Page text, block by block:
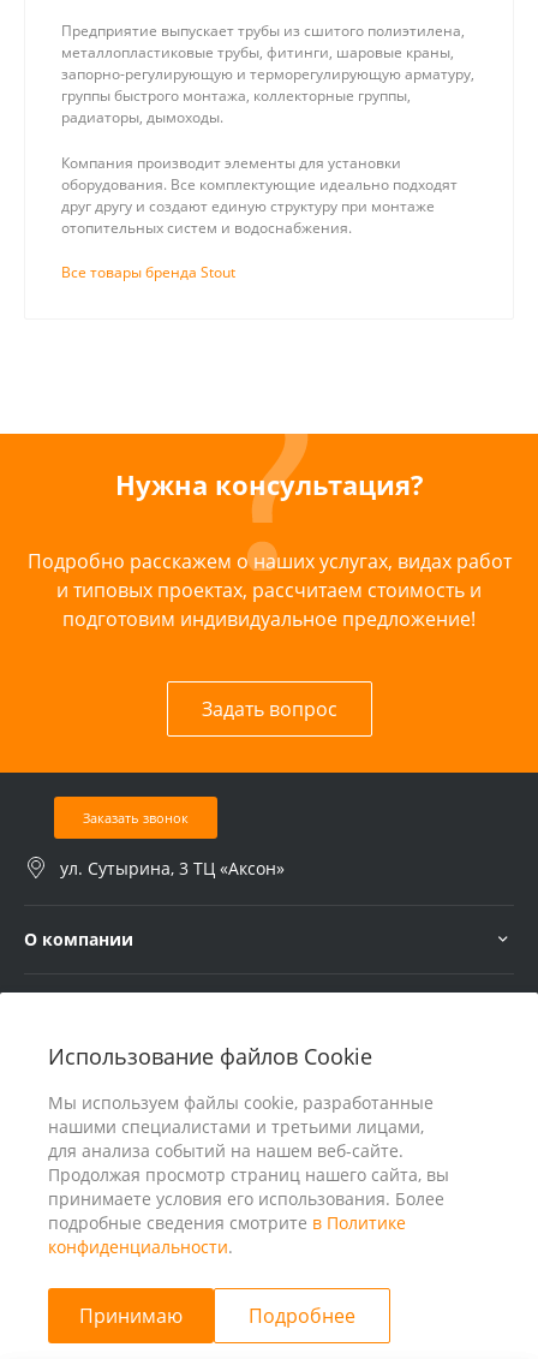
Использование файлов Cookie
Мы используем файлы cookie, разработанные
нашими специалистами и третьими лицами,
для анализа событий на нашем веб-сайте.
Продолжая просмотр страниц нашего сайта, вы
принимаете условия его использования. Более
подробные сведения смотрите в Политике
конфиденциальности.
Принимаю Подробнее
Предприятие выпускает трубы из сшитого полиэтилена,
металлопластиковые трубы, фитинги, шаровые краны,
запорно-регулирующую и терморегулирующую арматуру,
группы быстрого монтажа, коллекторные группы,
радиаторы, дымоходы.
Компания производит элементы для установки
оборудования. Все комплектующие идеально подходят
друг другу и создают единую структуру при монтаже
отопительных систем и водоснабжения.
Все товары бренда Stout
Нужна консультация?
Подробно расскажем о наших услугах, видах работ
и типовых проектах, рассчитаем стоимость и
подготовим индивидуальное предложение!
Задать вопрос
Заказать звонок
ул. Сутырина, 3 ТЦ «Аксон»
О компании